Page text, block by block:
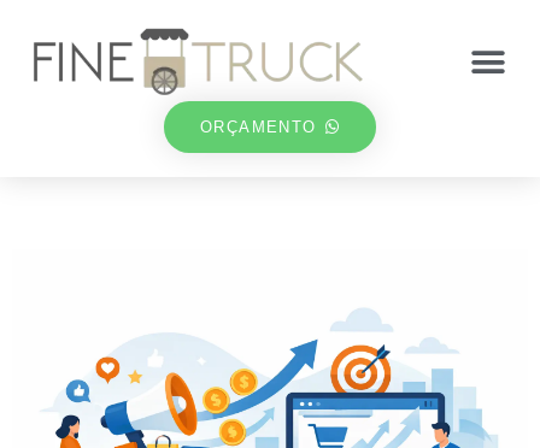
ORÇAMENTO